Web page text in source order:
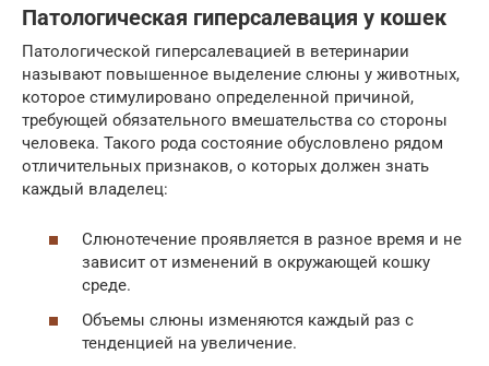
Патологическая гиперсалевация у кошек
Патологической гиперсалевацией в ветеринарии
называют повышенное выделение слюны у животных,
которое стимулировано определенной причиной,
требующей обязательного вмешательства со стороны
человека. Такого рода состояние обусловлено рядом
отличительных признаков, о которых должен знать
каждый владелец:
Слюнотечение проявляется в разное время и не
зависит от изменений в окружающей кошку
среде.
Объемы слюны изменяются каждый раз с
тенденцией на увеличение.